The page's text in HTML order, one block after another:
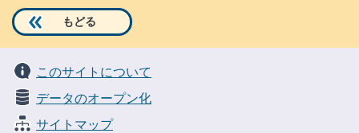
もどる
このサイトについて
データのオープン化
サイトマップ